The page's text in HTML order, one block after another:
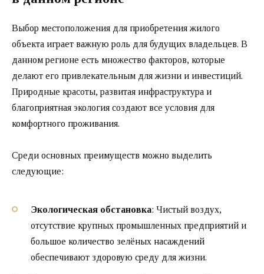
Выбор местоположения для приобретения жилого
объекта играет важную роль для будущих владельцев. В
данном регионе есть множество факторов, которые
делают его привлекательным для жизни и инвестиций.
Природные красоты, развитая инфраструктура и
благоприятная экология создают все условия для
комфортного проживания.
Среди основных преимуществ можно выделить
следующие:
Экологическая обстановка: Чистый воздух,
отсутствие крупных промышленных предприятий и
большое количество зелёных насаждений
обеспечивают здоровую среду для жизни.